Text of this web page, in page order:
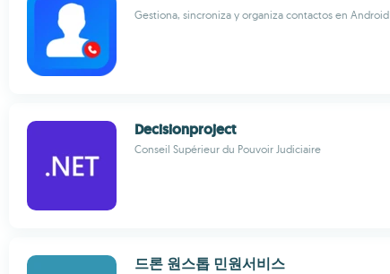
Gestiona, sincroniza y organiza contactos en Android
Decisionproject
Conseil Supérieur du Pouvoir Judiciaire
드론 원스톱 민원서비스